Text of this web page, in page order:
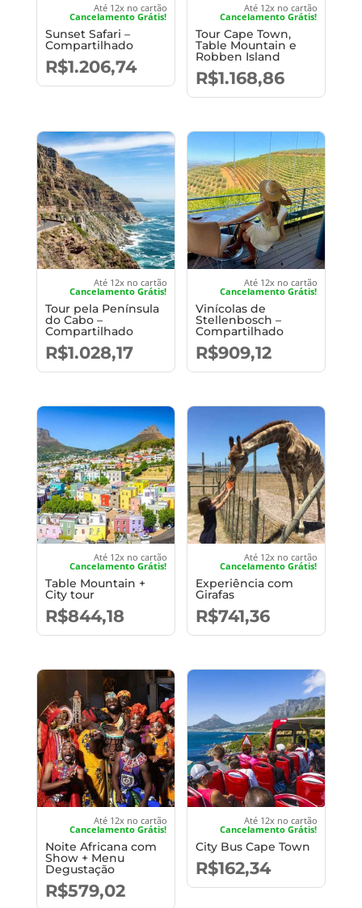
Até 12x no cartão
Cancelamento Grátis!
Sunset Safari –
Compartilhado
R$1.206,74
Até 12x no cartão
Cancelamento Grátis!
Tour Cape Town,
Table Mountain e
Robben Island
R$1.168,86
Até 12x no cartão
Cancelamento Grátis!
Tour pela Península
do Cabo –
Compartilhado
R$1.028,17
Até 12x no cartão
Cancelamento Grátis!
Vinícolas de
Stellenbosch –
Compartilhado
R$909,12
Até 12x no cartão
Cancelamento Grátis!
Table Mountain +
City tour
R$844,18
Até 12x no cartão
Cancelamento Grátis!
Experiência com
Girafas
R$741,36
Até 12x no cartão
Cancelamento Grátis!
Noite Africana com
Show + Menu
Degustação
R$579,02
Até 12x no cartão
Cancelamento Grátis!
City Bus Cape Town
R$162,34